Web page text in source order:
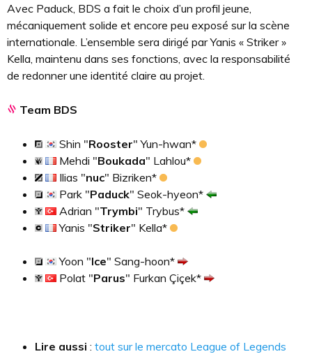
Avec Paduck, BDS a fait le choix d’un profil jeune,
mécaniquement solide et encore peu exposé sur la scène
internationale. L’ensemble sera dirigé par Yanis « Striker »
Kella, maintenu dans ses fonctions, avec la responsabilité
de redonner une identité claire au projet.
Team BDS
Shin "Rooster" Yun-hwan*
Mehdi "Boukada" Lahlou*
Ilias "nuc" Bizriken*
Park "Paduck" Seok-hyeon*
Adrian "Trymbi" Trybus*
Yanis "Striker" Kella*
Yoon "Ice" Sang-hoon*
Polat "Parus" Furkan Çiçek*
Lire aussi : tout sur le mercato League of Legends